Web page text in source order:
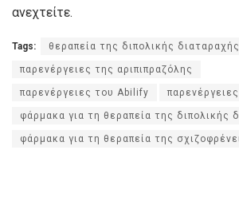
ανεχτείτε.
Tags: θεραπεία της διπολικής διαταραχής
παρενέργειες της αριπιπραζόλης
παρενέργειες του Abilify
φάρμακα για τη θεραπεία της διπολικής
φάρμακα για τη θεραπεία της